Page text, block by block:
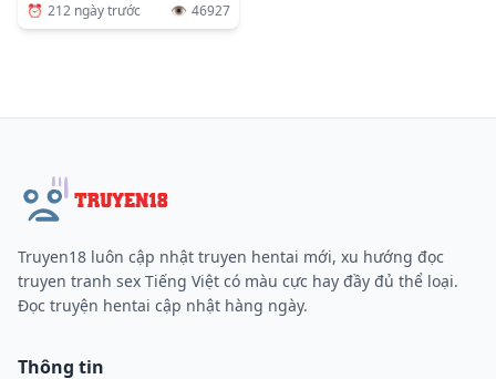
⏰ 212 ngày trước 👁️ 46927
Truyen18 luôn cập nhật truyen hentai mới, xu hướng đọc
truyen tranh sex Tiếng Việt có màu cực hay đầy đủ thể loại.
Đọc truyện hentai cập nhật hàng ngày.
Thông tin